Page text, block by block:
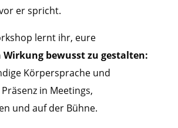
er spricht.
lernt ihr, eure
bewusst zu gestalten:
Körpersprache und
in Meetings,
und auf der Bühne.